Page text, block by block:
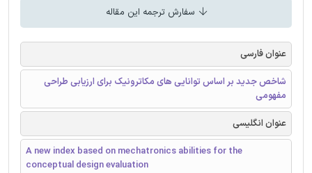
سفارش ترجمه این مقاله
عنوان فارسی
شاخص جدید بر اساس توانایی های مکاترونیک برای ارزیابی طراحی
مفهومی
عنوان انگلیسی
A new index based on mechatronics abilities for the
conceptual design evaluation